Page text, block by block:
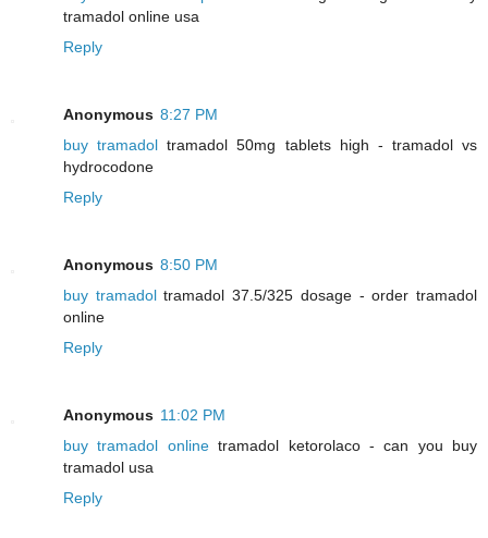
tramadol online usa
Reply
Anonymous 8:27 PM
buy tramadol tramadol 50mg tablets high - tramadol vs
hydrocodone
Reply
Anonymous 8:50 PM
buy tramadoltramadol 37.5/325 dosage - order tramadol
online
Reply
Anonymous 11:02 PM
buy tramadol onlinetramadol ketorolaco - can you buy
tramadol usa
Reply